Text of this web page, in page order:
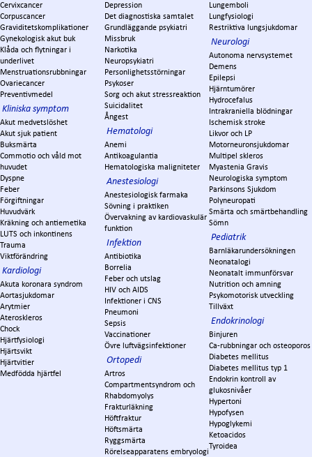
Cervixcancer
Corpuscancer
Graviditetskomplikationer
Gynekologisk akut buk
Klåda och flytningar i
underlivet
Menstruationsrubbningar
Ovariecancer
Preventivmedel
Kliniska symptom
Akut medvetslöshet
Akut sjuk patient
Buksmärta
Commotio och våld mot
huvudet
Dyspne
Feber
Förgiftningar
Huvudvärk
Kräkning och antiemetika
LUTS och inkontinens
Trauma
Viktförändring
Kardiologi
Akuta koronara syndrom
Aortasjukdomar
Arytmier
Ateroskleros
Chock
Hjärtfysiologi
Hjärtsvikt
Hjärtvitier
Medfödda hjärtfel
Depression
Det diagnostiska samtalet
Grundläggande psykiatri
Missbruk
Narkotika
Neuropsykiatri
Personlighetsstörningar
Psykoser
Sorg och akut stressreaktion
Suicidalitet
Ångest
Hematologi
Anemi
Antikoagulantia
Hematologiska maligniteter
Anestesiologi
Anestesiologisk farmaka
Sövning i praktiken
Övervakning av kardiovaskulär
funktion
Infektion
Antibiotika
Borrelia
Feber och utslag
HIV och AIDS
Infektioner i CNS
Pneumoni
Sepsis
Vaccinationer
Övre luftvägsinfektioner
Ortopedi
Artros
Compartmentsyndrom och
Rhabdomyolys
Frakturläkning
Höftfraktur
Höftsmärta
Ryggsmärta
Rörelseapparatens embryologi
Lungemboli
Lungfysiologi
Restriktiva lungsjukdomar
Neurologi
Autonoma nervsystemet
Demens
Epilepsi
Hjärntumörer
Hydrocefalus
Intrakraniella blödningar
Ischemisk stroke
Likvor och LP
Motorneuronsjukdomar
Multipel skleros
Myastenia Gravis
Neurologiska symptom
Parkinsons Sjukdom
Polyneuropati
Smärta och smärtbehandling
Sömn
Pediatrik
Barnläkarundersökningen
Neonatalogi
Neonatalt immunförsvar
Nutrition och amning
Psykomotorisk utveckling
Tillväxt
Endokrinologi
Binjuren
Ca-rubbningar och osteoporos
Diabetes mellitus
Diabetes mellitus typ 1
Endokrin kontroll av
glukosnivåer
Hypertoni
Hypofysen
Hypoglykemi
Ketoacidos
Tyroidea